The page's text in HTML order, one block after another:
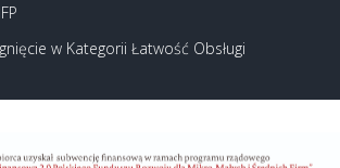
w Kategorii Łatwość Obsługi